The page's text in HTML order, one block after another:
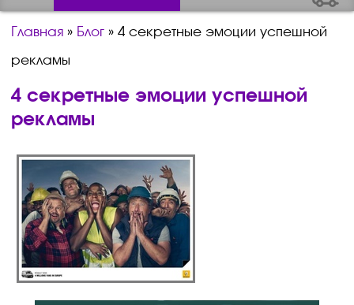
Главная » Блог»4 секретные эмоции успешной
рекламы
4 секретные эмоции успешной
рекламы